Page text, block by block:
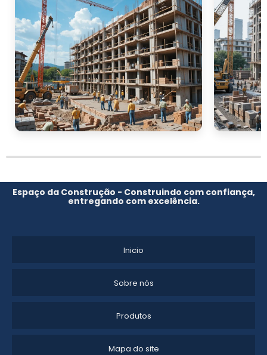
Com uma estrutura adequada, você pode
inovar na oferta de produtos e serviços,
expandindo seu portfólio e criando novas
oportunidades de negócio. O espaço do
barracão pode ser usado para atividades
complementares, como produção e
embalagem, agregando valor à operação e
proporcionando diferencial competitivo.
SOLICITE O SEU
ORÇAMENTO AGORA
MESMO
Claro que, ao considerar a
realizar um planejamento cuidadoso e
possa tirar o melhor proveito dessa estrutura.
conosco e solicite um orçamento detalhado
para ajudar você a transformar suas ideias
Espaço da Construção - Construindo com confiança,
entregando com excelência.
Inicio
Sobre nós
Produtos
Mapa do site